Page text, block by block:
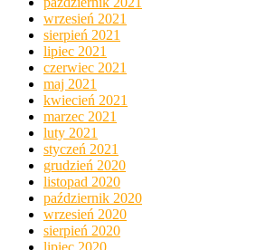
wrzesień 2021
sierpień 2021
lipiec 2021
czerwiec 2021
maj 2021
kwiecień 2021
marzec 2021
luty 2021
styczeń 2021
grudzień 2020
listopad 2020
październik 2020
wrzesień 2020
sierpień 2020